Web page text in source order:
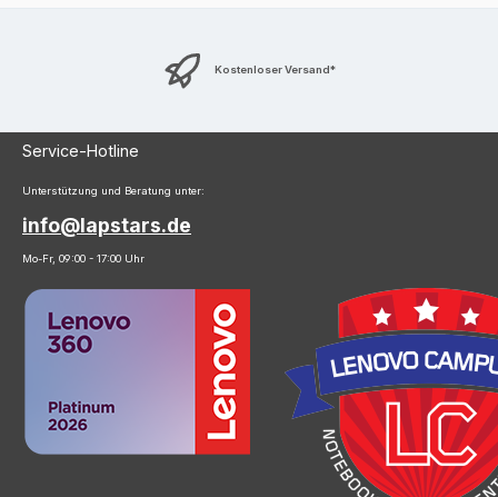
Kostenloser Versand*
Service-Hotline
Unterstützung und Beratung unter:
info@lapstars.de
Mo-Fr, 09:00 - 17:00 Uhr